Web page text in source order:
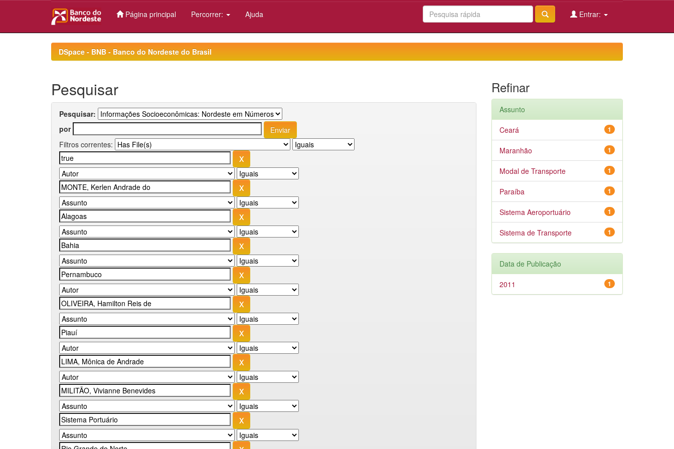
Página principal Percorrer: Ajuda Entrar:
DSpace - BNB - Banco do Nordeste do Brasil
Pesquisar
Pesquisar:
por
Filtros correntes:
Refinar
Assunto
1
Ceará
1
Maranhão
1
Modal de Transporte
1
Paraíba
1
Sistema Aeroportuário
1
Sistema de Transporte
Data de Publicação
1
2011